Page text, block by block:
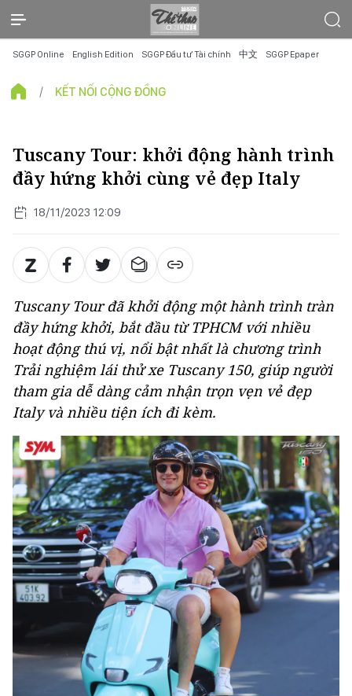
SGGP Online English Edition SGGP Đầu tư Tài chính 中文 SGGP Epaper
KẾT NỐI CỘNG ĐỒNG
Tuscany Tour: khởi động hành trình
đầy hứng khởi cùng vẻ đẹp Italy
18/11/2023 12:09
Tuscany Tour đã khởi động một hành trình tràn
đầy hứng khởi, bắt đầu từ TPHCM với nhiều
hoạt động thú vị, nổi bật nhất là chương trình
Trải nghiệm lái thử xe Tuscany 150, giúp người
tham gia dễ dàng cảm nhận trọn vẹn vẻ đẹp
Italy và nhiều tiện ích đi kèm.